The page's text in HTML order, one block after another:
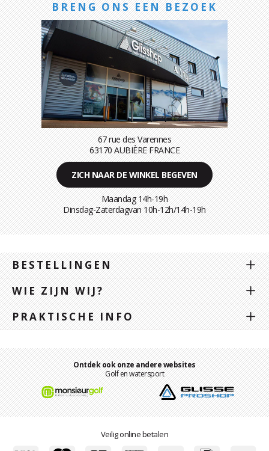
BRENG ONS EEN BEZOEK
67 rue des Varennes
63170 AUBIÈRE FRANCE
ZICH NAAR DE WINKEL BEGEVEN
Maandag 14h-19h
Dinsdag-Zaterdagvan 10h-12h/14h-19h
BESTELLINGEN
WIE ZIJN WIJ?
PRAKTISCHE INFO
Ontdek ook onze andere websites
Golf en watersport
Veilig online betalen